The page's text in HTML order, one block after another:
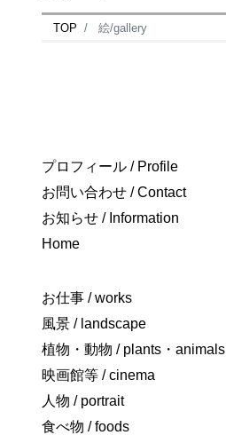
TOP 絵/gallery
プロフィール / Profile
お問い合わせ / Contact
お知らせ / Information
Home
お仕事 / works
風景 / landscape
植物・動物 / plants・animals
映画館等 / cinema
人物 / portrait
食べ物 / foods